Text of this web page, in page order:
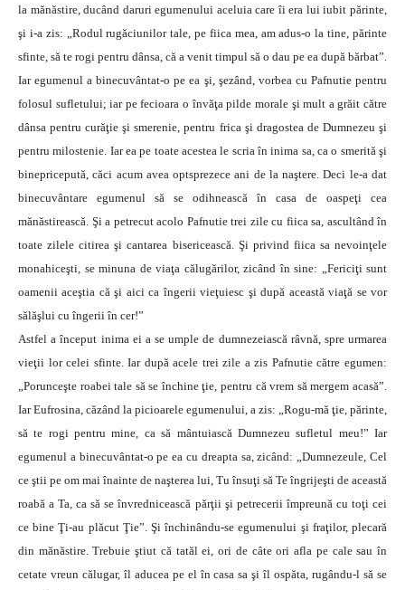
la mănăstire, ducând daruri egumenului aceluia care îi era lui iubit părinte,
şi i-a zis: „Rodul rugăciunilor tale, pe fiica mea, am adus-o la tine, părinte
sfinte, să te rogi pentru dânsa, că a venit timpul să o dau pe ea după bărbat”.
Iar egumenul a binecuvântat-o pe ea şi, şezând, vorbea cu Pafnutie pentru
folosul sufletului; iar pe fecioara o învăţa pilde morale şi mult a grăit către
dânsa pentru curăţie şi smerenie, pentru frica şi dragostea de Dumnezeu şi
pentru milostenie. Iar ea pe toate acestea le scria în inima sa, ca o smerită şi
binepricepută, căci acum avea optsprezece ani de la naştere. Deci le-a dat
binecuvântare egumenul să se odihnească în casa de oaspeţi cea
mănăstirească. Şi a petrecut acolo Pafnutie trei zile cu fiica sa, ascultând în
toate zilele citirea şi cantarea bisericească. Şi privind fiica sa nevoinţele
monahiceşti, se minuna de viaţa călugărilor, zicând în sine: „Fericiţi sunt
oamenii aceştia că şi aici ca îngerii vieţuiesc şi după această viaţă se vor
sălăşlui cu îngerii în cer!”
Astfel a început inima ei a se umple de dumnezeiască râvnă, spre urmarea
vieţii lor celei sfinte. Iar după acele trei zile a zis Pafnutie către egumen:
„Porunceşte roabei tale să se închine ţie, pentru că vrem să mergem acasă”.
Iar Eufrosina, căzând la picioarele egumenului, a zis: „Rogu-mă ţie, părinte,
să te rogi pentru mine, ca să mântuiască Dumnezeu sufletul meu!” Iar
egumenul a binecuvântat-o pe ea cu dreapta sa, zicând: „Dumnezeule, Cel
ce ştii pe om mai înainte de naşterea lui, Tu însuţi să Te îngrijeşti de această
roabă a Ta, ca să se învrednicească părţii şi petrecerii împreună cu toţi cei
ce bine Ţi-au plăcut Ţie”. Şi închinându-se egumenului şi fraţilor, plecară
din mănăstire. Trebuie ştiut că tatăl ei, ori de câte ori afla pe cale sau în
cetate vreun călugar, îl aducea pe el în casa sa şi îl ospăta, rugându-l să se